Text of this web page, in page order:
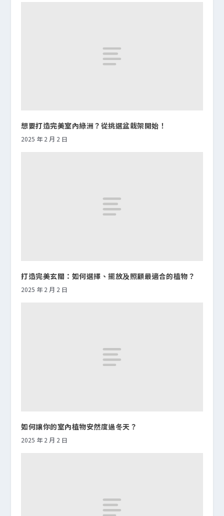
想要打造完美室內綠洲？從挑選盆栽架開始！
2025 年 2 月 2 日
打造完美玄關：如何選擇、擺放及照顧最適合的植物？
2025 年 2 月 2 日
如何讓你的室內植物安然度過冬天？
2025 年 2 月 2 日